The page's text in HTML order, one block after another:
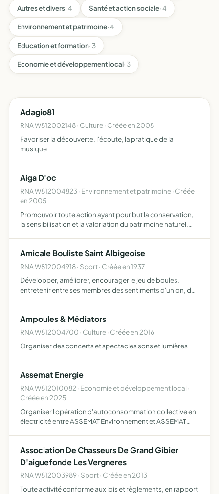
Autres et divers· 4 Santé et action sociale· 4
Environnement et patrimoine· 4
Education et formation· 3
Economie et développement local· 3
Adagio81
RNA W812002148 · Culture · Créée en 2008
Favoriser la découverte, l'écoute, la pratique de la
musique
Aiga D'oc
RNA W812004823 · Environnement et patrimoine · Créée
en 2005
Promouvoir toute action ayant pour but la conservation,
la sensibilisation et la valoriation du patrimoine naturel,
Amicale Bouliste Saint Albigeoise
RNA W812004918 · Sport · Créée en 1937
Développer, améliorer, encourager le jeu de boules.
entretenir entre ses membres des sentiments d'union, de
Ampoules & Médiators
RNA W812004700 · Culture · Créée en 2016
Organiser des concerts et spectacles sons et lumières
Assemat Energie
RNA W812010082 · Economie et développement local ·
Créée en 2025
Organiser l opération d'autoconsommation collective en
électricité entre ASSEMAT Environnement et ASSEMAT
production …
Association De Chasseurs De Grand Gibier
D'aiguefonde Les Vergneres
RNA W812003989 · Sport · Créée en 2013
Toute activité conforme aux lois et règlements, en rapport